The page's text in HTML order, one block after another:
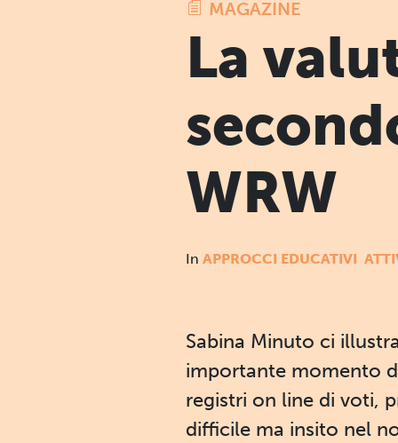
MAGAZINE
La
WRW
In APPROCCI EDUCATIVI
Sabina Minuto ci
importante momento
registri on line di voti,
difficile ma insito nel